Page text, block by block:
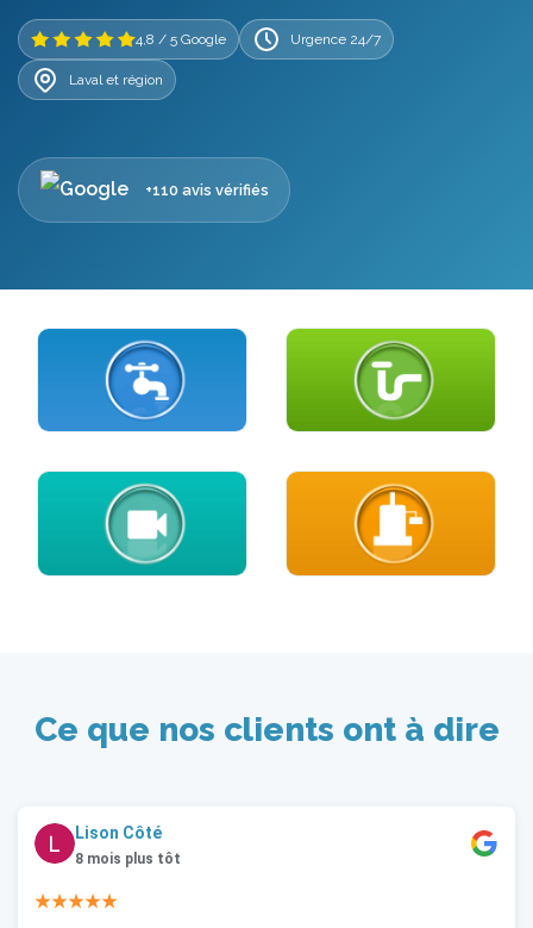
4,8 / 5 Google Urgence 24/7
Laval et région
+110 avis vérifiés
Ce que nos clients ont à dire
Lison Côté
8 mois plus tôt
★★★★★